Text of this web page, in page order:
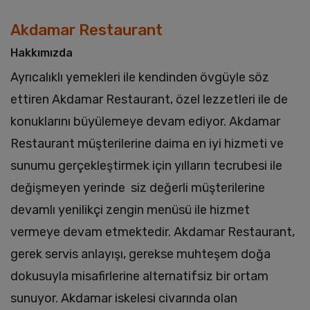
Akdamar Restaurant
Hakkımızda
Ayrıcalıklı yemekleri ile kendinden övgüyle söz
ettiren Akdamar Restaurant, özel lezzetleri ile de
konuklarını büyülemeye devam ediyor. Akdamar
Restaurant müşterilerine daima en iyi hizmeti ve
sunumu gerçekleştirmek için yılların tecrubesi ile
değişmeyen yerinde siz değerli müşterilerine
devamlı yenilikçi zengin menüsü ile hizmet
vermeye devam etmektedir. Akdamar Restaurant,
gerek servis anlayışı, gerekse muhteşem doğa
dokusuyla misafirlerine alternatifsiz bir ortam
sunuyor. Akdamar iskelesi civarında olan